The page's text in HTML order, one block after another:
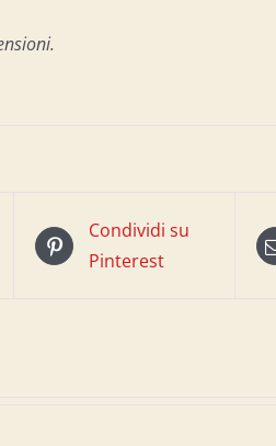
Condividi su
Pinterest